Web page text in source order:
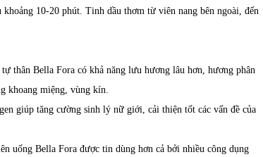
10-20 phút. Tinh dầu thơm từ viên nang bên ngoài, đến
thân Bella Fora có khả năng lưu hương lâu hơn, hương phân
khoang miệng, vùng kín.
giúp tăng cường sinh lý nữ giới, cải thiện tốt các vấn đề của
uống Bella Fora được tin dùng hơn cả bởi nhiều công dụng